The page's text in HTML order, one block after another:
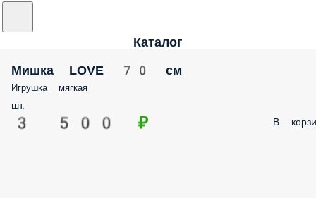
Каталог
Мишка LOVE 70 см
Игрушка мягкая
шт.
3 500 ₽ В